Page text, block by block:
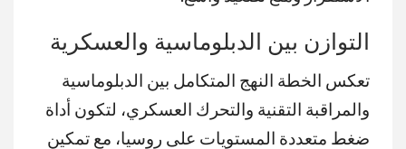
التوازن بين الدبلوماسية والعسكرية
تعكس الخطة النهج المتكامل بين الدبلوماسية
والمراقبة التقنية والتحرك العسكري، لتكون أداة
ضغط متعددة المستويات على روسيا، مع تمكين